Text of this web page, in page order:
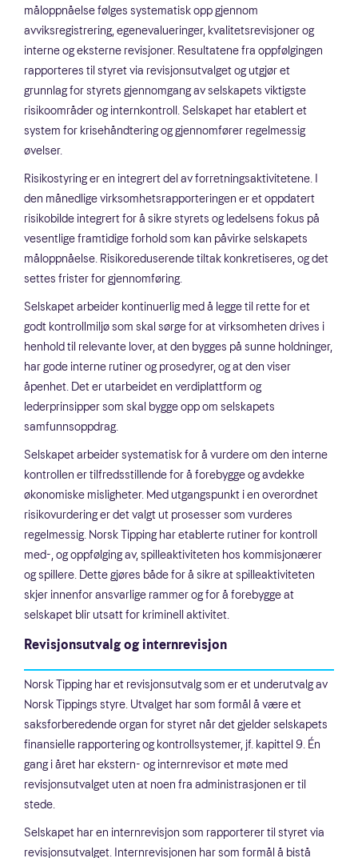
måloppnåelse følges systematisk opp gjennom
avviksregistrering, egenevalueringer, kvalitetsrevisjoner og
interne og eksterne revisjoner. Resultatene fra oppfølgingen
rapporteres til styret via revisjonsutvalget og utgjør et
grunnlag for styrets gjennomgang av selskapets viktigste
risikoområder og internkontroll. Selskapet har etablert et
system for krisehåndtering og gjennomfører regelmessig
øvelser.
Risikostyring er en integrert del av forretningsaktivitetene. I
den månedlige virksomhetsrapporteringen er et oppdatert
risikobilde integrert for å sikre styrets og ledelsens fokus på
vesentlige framtidige forhold som kan påvirke selskapets
måloppnåelse. Risikoreduserende tiltak konkretiseres, og det
settes frister for gjennomføring.
Selskapet arbeider kontinuerlig med å legge til rette for et
godt kontrollmiljø som skal sørge for at virksomheten drives i
henhold til relevante lover, at den bygges på sunne holdninger,
har gode interne rutiner og prosedyrer, og at den viser
åpenhet. Det er utarbeidet en verdiplattform og
lederprinsipper som skal bygge opp om selskapets
samfunnsoppdrag.
Selskapet arbeider systematisk for å vurdere om den interne
kontrollen er tilfredsstillende for å forebygge og avdekke
økonomiske misligheter. Med utgangspunkt i en overordnet
risikovurdering er det valgt ut prosesser som vurderes
regelmessig. Norsk Tipping har etablerte rutiner for kontroll
med-, og oppfølging av, spilleaktiviteten hos kommisjonærer
og spillere. Dette gjøres både for å sikre at spilleaktiviteten
skjer innenfor ansvarlige rammer og for å forebygge at
selskapet blir utsatt for kriminell aktivitet.
Revisjonsutvalg og internrevisjon
Norsk Tipping har et revisjonsutvalg som er et underutvalg av
Norsk Tippings styre. Utvalget har som formål å være et
saksforberedende organ for styret når det gjelder selskapets
finansielle rapportering og kontrollsystemer, jf. kapittel 9. Én
gang i året har ekstern- og internrevisor et møte med
revisjonsutvalget uten at noen fra administrasjonen er til
stede.
Selskapet har en internrevisjon som rapporterer til styret via
revisjonsutvalget. Internrevisjonen har som formål å bistå